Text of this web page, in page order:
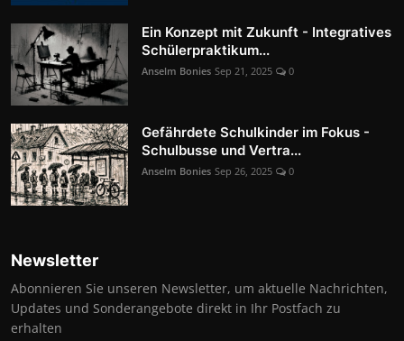
Ein Konzept mit Zukunft - Integratives
Schülerpraktikum...
Anselm Bonies Sep 21, 2025 0
Gefährdete Schulkinder im Fokus -
Schulbusse und Vertra...
Anselm Bonies Sep 26, 2025 0
Newsletter
Abonnieren Sie unseren Newsletter, um aktuelle Nachrichten,
Updates und Sonderangebote direkt in Ihr Postfach zu
erhalten